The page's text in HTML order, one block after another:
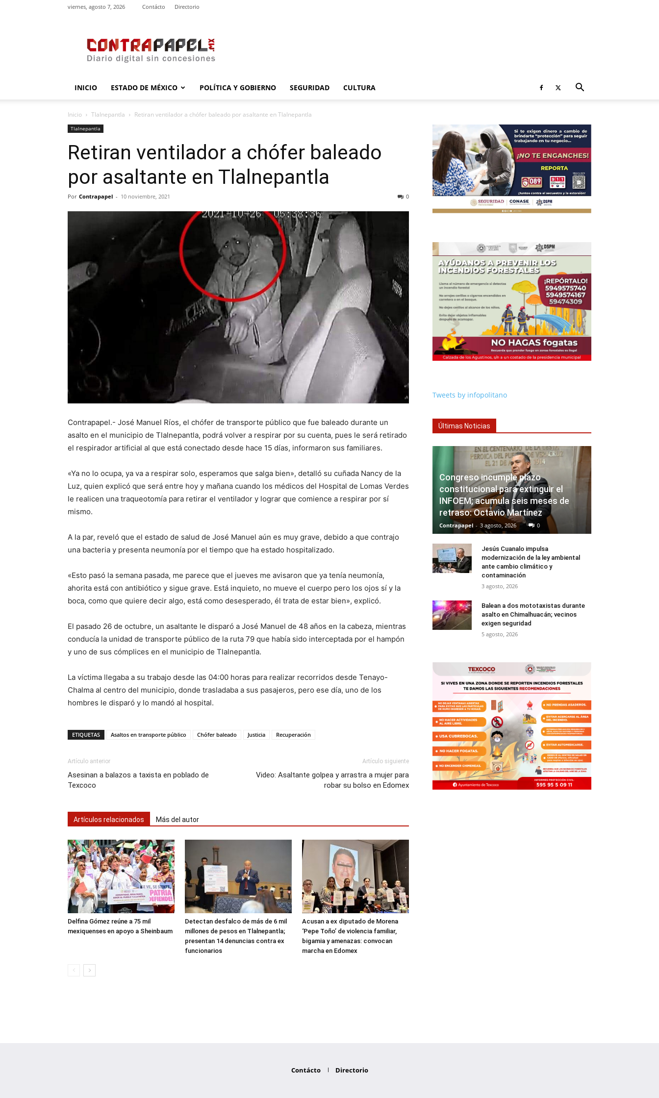
viernes, agosto 7, 2026 Contácto Directorio
INICIO ESTADO DE MÉXICO POLÍTICA Y GOBIERNO SEGURIDAD CULTURA
Inicio Tlalnepantla Retiran ventilador a chófer baleado por asaltante en Tlalnepantla
Tlalnepantla
Retiran ventilador a chófer baleado
por asaltante en Tlalnepantla
Por Contrapapel - 10 noviembre, 2021 0
Contrapapel.- José Manuel Ríos, el chófer de transporte público que fue baleado durante un
asalto en el municipio de Tlalnepantla, podrá volver a respirar por su cuenta, pues le será retirado
el respirador artificial al que está conectado desde hace 15 días, informaron sus familiares.
«Ya no lo ocupa, ya va a respirar solo, esperamos que salga bien», detalló su cuñada Nancy de la
Luz, quien explicó que será entre hoy y mañana cuando los médicos del Hospital de Lomas Verdes
le realicen una traqueotomía para retirar el ventilador y lograr que comience a respirar por sí
mismo.
A la par, reveló que el estado de salud de José Manuel aún es muy grave, debido a que contrajo
una bacteria y presenta neumonía por el tiempo que ha estado hospitalizado.
«Esto pasó la semana pasada, me parece que el jueves me avisaron que ya tenía neumonía,
ahorita está con antibiótico y sigue grave. Está inquieto, no mueve el cuerpo pero los ojos sí y la
boca, como que quiere decir algo, está como desesperado, él trata de estar bien», explicó.
El pasado 26 de octubre, un asaltante le disparó a José Manuel de 48 años en la cabeza, mientras
conducía la unidad de transporte público de la ruta 79 que había sido interceptada por el hampón
y uno de sus cómplices en el municipio de Tlalnepantla.
La víctima llegaba a su trabajo desde las 04:00 horas para realizar recorridos desde Tenayo-
Chalma al centro del municipio, donde trasladaba a sus pasajeros, pero ese día, uno de los
hombres le disparó y lo mandó al hospital.
ETIQUETAS Asaltos en transporte público Chófer baleado Justicia Recuperación
Artículo anterior
Asesinan a balazos a taxista en poblado de
Texcoco
Artículo siguiente
Video: Asaltante golpea y arrastra a mujer para
robar su bolso en Edomex
Artículos relacionados Más del autor
Delfina Gómez reúne a 75 mil
mexiquenses en apoyo a Sheinbaum
Detectan desfalco de más de 6 mil
millones de pesos en Tlalnepantla;
presentan 14 denuncias contra ex
funcionarios
Acusan a ex diputado de Morena
‘Pepe Toño’ de violencia familiar,
bigamia y amenazas: convocan
marcha en Edomex
Tweets by infopolitano
Últimas Noticias
Congreso incumple plazo
constitucional para extinguir el
INFOEM; acumula seis meses de
retraso: Octavio Martínez
Contrapapel - 3 agosto, 2026 0
Jesús Cuanalo impulsa
modernización de la ley ambiental
ante cambio climático y
contaminación
3 agosto, 2026
Balean a dos mototaxistas durante
asalto en Chimalhuacán; vecinos
exigen seguridad
5 agosto, 2026
Contácto Directorio